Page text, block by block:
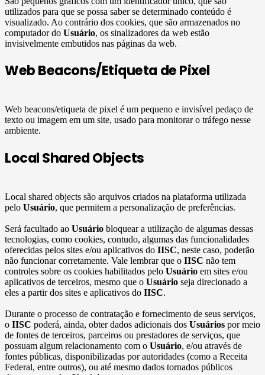
utilizados para que se possa saber se determinado conteúdo é
visualizado. Ao contrário dos cookies, que são armazenados no
computador do Usuário, os sinalizadores da web estão
invisivelmente embutidos nas páginas da web.
Web Beacons/Etiqueta de Pixel
Web beacons/etiqueta de pixel é um pequeno e invisível pedaço de
texto ou imagem em um site, usado para monitorar o tráfego nesse
ambiente.
Local Shared Objects
Local shared objects são arquivos criados na plataforma utilizada
pelo Usuário, que permitem a personalização de preferências.
Será facultado ao Usuário bloquear a utilização de algumas dessas
tecnologias, como cookies, contudo, algumas das funcionalidades
oferecidas pelos sites e/ou aplicativos do IISC, neste caso, poderão
não funcionar corretamente. Vale lembrar que o IISC não tem
controles sobre os cookies habilitados pelo Usuário em sites e/ou
aplicativos de terceiros, mesmo que o Usuário seja direcionado a
eles a partir dos sites e aplicativos do IISC.
Durante o processo de contratação e fornecimento de seus serviços,
o IISC poderá, ainda, obter dados adicionais dos Usuários por meio
de fontes de terceiros, parceiros ou prestadores de serviços, que
possuam algum relacionamento com o Usuário, e/ou através de
fontes públicas, disponibilizadas por autoridades (como a Receita
Federal, entre outros), ou até mesmo dados tornados públicos